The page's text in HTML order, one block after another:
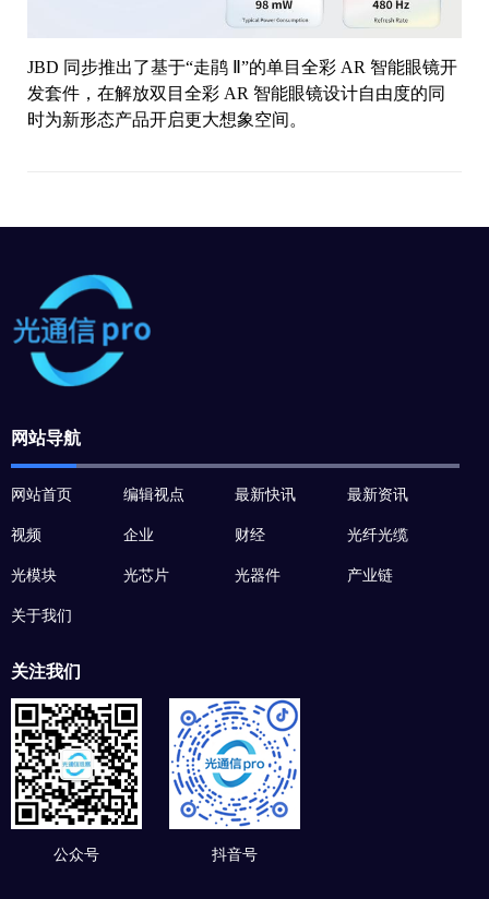
JBD 同步推出了基于“走鹃 Ⅱ”的单目全彩 AR 智能眼镜开
发套件，在解放双目全彩 AR 智能眼镜设计自由度的同
时为新形态产品开启更大想象空间。
网站导航
网站首页 编辑视点 最新快讯 最新资讯
视频 企业 财经 光纤光缆
光模块 光芯片 光器件 产业链
关于我们
关注我们
公众号 抖音号